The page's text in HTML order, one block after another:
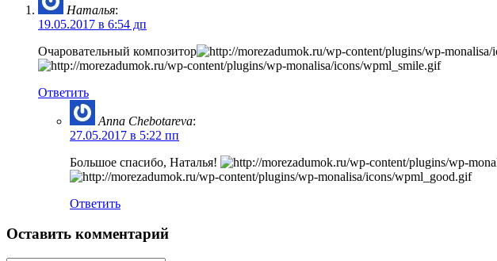
Наталья:
19.05.2017 в 6:54 дп
Очаровательный композитор
Ответить
Anna Chebotareva:
27.05.2017 в 5:22 пп
Большое спасибо, Наталья!
Ответить
Оставить комментарий